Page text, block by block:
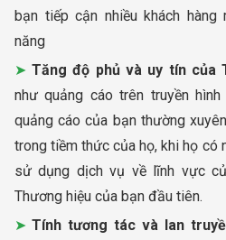
bạn tiếp cận nhiều khách hàng
năng
Tăng độ phủ và uy tín của
như quảng cáo trên truyền
quảng cáo của bạn thường
trong tiềm thức của họ, khi họ có
sử dụng dịch vụ về lĩnh vực
Thương hiệu của bạn đầu tiên.
Tính tương tác và lan